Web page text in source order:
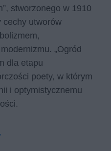
stworzonego w 1910
cechy utworów
„Ogród
dla etapu
poety, w którym
i optymistycznemu